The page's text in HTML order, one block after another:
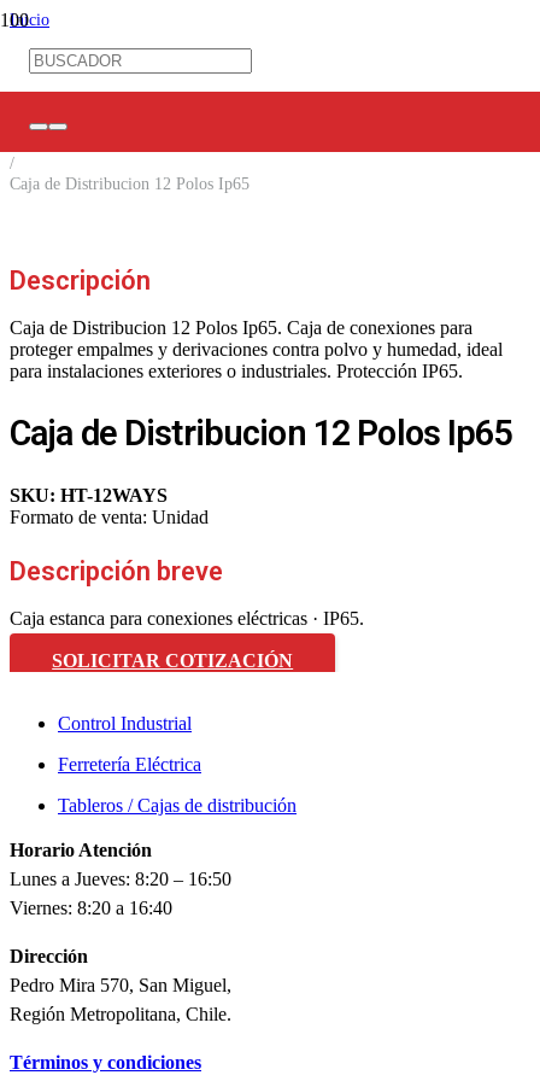
Inicio
Tableros / Cajas de distribución
/
Caja de Distribucion 12 Polos Ip65
Descripción
Caja de Distribucion 12 Polos Ip65. Caja de conexiones para
proteger empalmes y derivaciones contra polvo y humedad, ideal
para instalaciones exteriores o industriales. Protección IP65.
Caja de Distribucion 12 Polos Ip65
SKU: HT-12WAYS
Formato de venta: Unidad
Descripción breve
Caja estanca para conexiones eléctricas · IP65.
SOLICITAR COTIZACIÓN
Control Industrial
Ferretería Eléctrica
Tableros / Cajas de distribución
Horario Atención
Lunes a Jueves: 8:20 – 16:50
Viernes: 8:20 a 16:40
Dirección
Pedro Mira 570, San Miguel,
Región Metropolitana, Chile.
Términos y condiciones